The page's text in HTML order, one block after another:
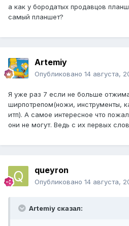
а как у бородатых продавцов
самый планшет?
Artemiy
Опубликовано 14 августа,
Я уже раз 7 если не больше
ширпотрепом(ножи, инструменты,
итп). А самое интересное что
они не могут. Ведь с их первых
queуron
Опубликовано 14 августа,
Artemiy сказал: